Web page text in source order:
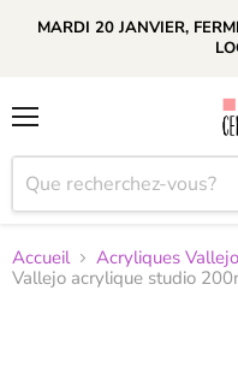
MARDI 20 JANVIER,
Accueil
Acryliques Vallejo
Vallejo acrylique studio